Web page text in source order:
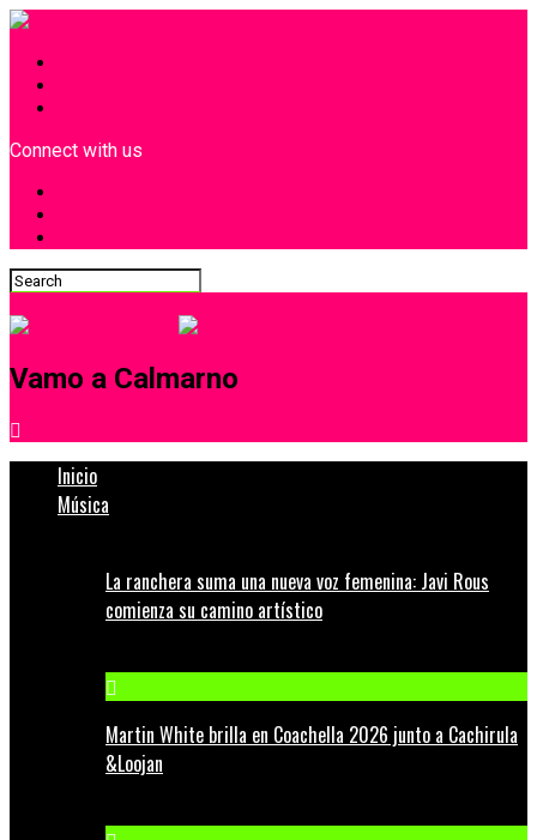
Connect with us
Vamo a Calmarno
Inicio
Música
La ranchera suma una nueva voz femenina: Javi Rous
comienza su camino artístico
Martin White brilla en Coachella 2026 junto a Cachirula
&Loojan